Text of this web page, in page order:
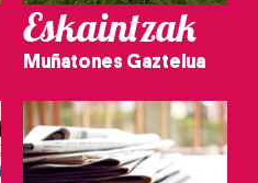
Eskaintzak
Muñatones Gaztelua